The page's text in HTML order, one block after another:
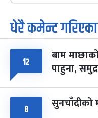
७
आइत
पूर्णिमा व्रत
चैत्र ७, २०८३-Mar 21,
८ फागुपूर्णिमा
चैत्र ८, २०८३-Mar 22,
धेरै कमेन्ट गरिएका
१२ बाम
पाहुना,
८ सुनचाँदीको